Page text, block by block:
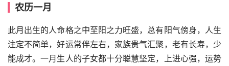
农历一月
此月出生的人命格之中至阳之力旺盛，总有阳气傍身，人生
注定不简单，好运常伴左右，家族贵气汇聚，老有长寿，少
能成才。一月生人的子女都十分聪慧坚定，上进心强，运势